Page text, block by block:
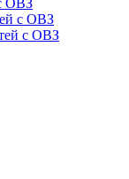
ОВЗ
с ОВЗ
с ОВЗ